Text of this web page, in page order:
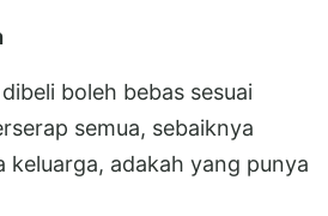
boleh bebas sesuai
semua, sebaiknya
keluarga, adakah yang punya